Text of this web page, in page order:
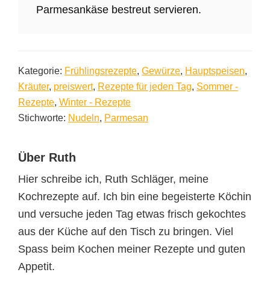
Parmesankäse bestreut servieren.
Kategorie: Frühlingsrezepte, Gewürze, Hauptspeisen,
Kräuter, preiswert, Rezepte für jeden Tag, Sommer -
Rezepte, Winter - Rezepte
Stichworte: Nudeln, Parmesan
Über Ruth
Hier schreibe ich, Ruth Schläger, meine
Kochrezepte auf. Ich bin eine begeisterte Köchin
und versuche jeden Tag etwas frisch gekochtes
aus der Küche auf den Tisch zu bringen. Viel
Spass beim Kochen meiner Rezepte und guten
Appetit.